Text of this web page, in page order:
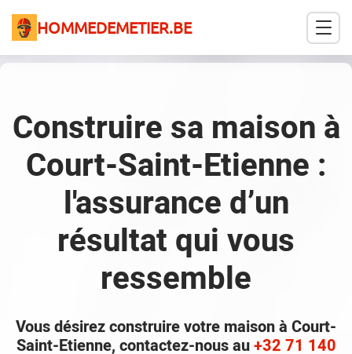
HOMMEDEMETIER.BE
Construire sa maison à
Court-Saint-Etienne :
l'assurance d’un
résultat qui vous
ressemble
Vous désirez construire votre maison à Court-
Saint-Etienne, contactez-nous au+32 71 140